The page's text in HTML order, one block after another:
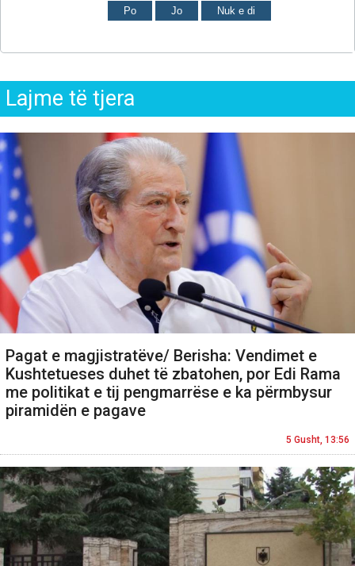
Po Jo Nuk e di
Lajme të tjera
Pagat e magjistratëve/ Berisha: Vendimet e
Kushtetueses duhet të zbatohen, por Edi Rama
me politikat e tij pengmarrëse e ka përmbysur
piramidën e pagave
5 Gusht, 13:56